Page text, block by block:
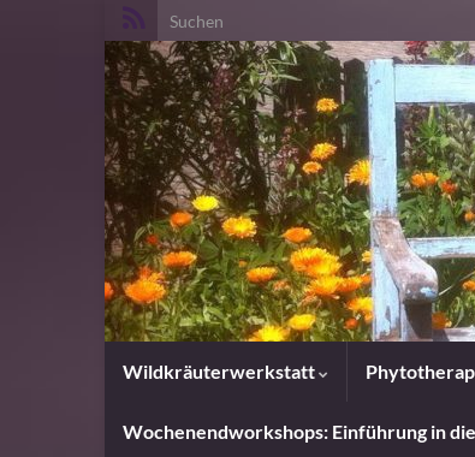
Search for:
Wildkräuterwerkstatt
Wochenendworkshops: Einführung in